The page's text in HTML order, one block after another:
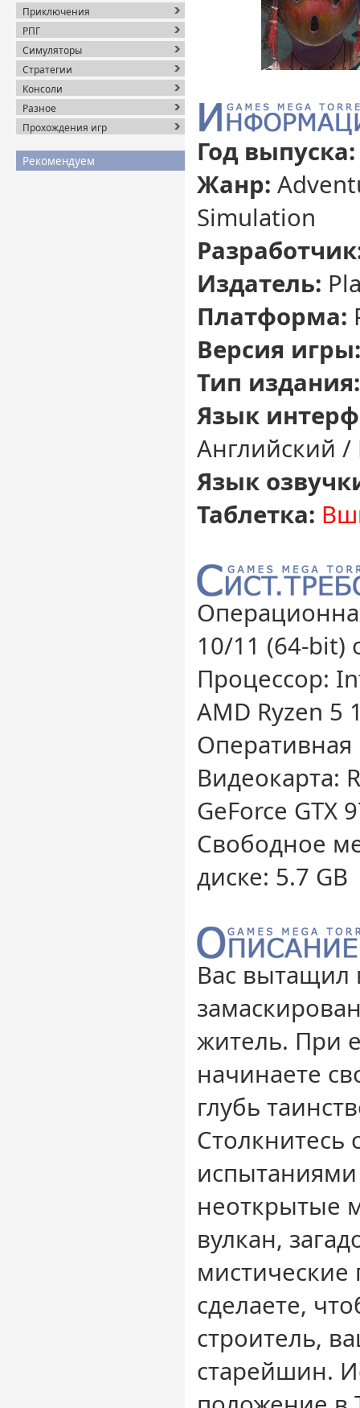
Приключения
РПГ
Симуляторы
Стратегии
Консоли
Разное
Прохождения игр
Рекомендуем Год выпуска:
Жанр:
Simulation
Издатель:
Платформа:
Версия игры:
Тип издания:
Язык
Английский /
Язык
Таблетка:
10/11 (64-bit)
Процессор:
AMD Ryzen 5
Оперативная
Видеокарта:
GeForce GTX
Свободное
диске: 5.7 GB
Вас вытащил
житель. При
начинаете
глубь
неоткрытые
вулкан,
сделаете,
строитель,
старейшин.